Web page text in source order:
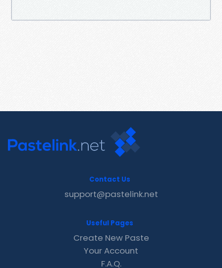
Contact Us
support@pastelink.net
Useful Pages
Create New Paste
Your Account
F.A.Q.